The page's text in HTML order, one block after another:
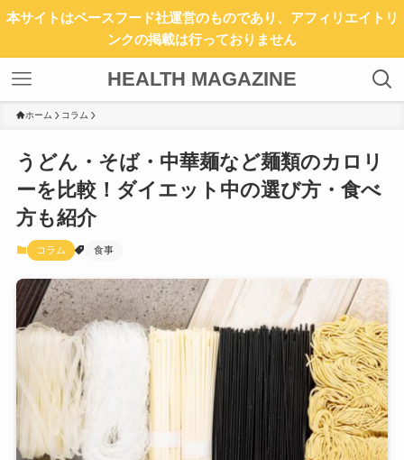
本サイトはベースフード社運営のものであり、アフィリエイトリ
ンクの掲載は行っておりません
HEALTH MAGAZINE
ホーム コラム
うどん・そば・中華麺など麺類のカロリ
ーを比較！ダイエット中の選び方・食べ
方も紹介
コラム 食事